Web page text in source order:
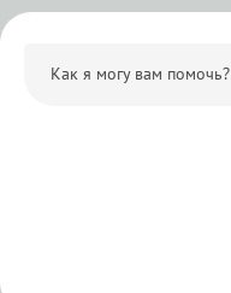
Как я могу вам помочь?